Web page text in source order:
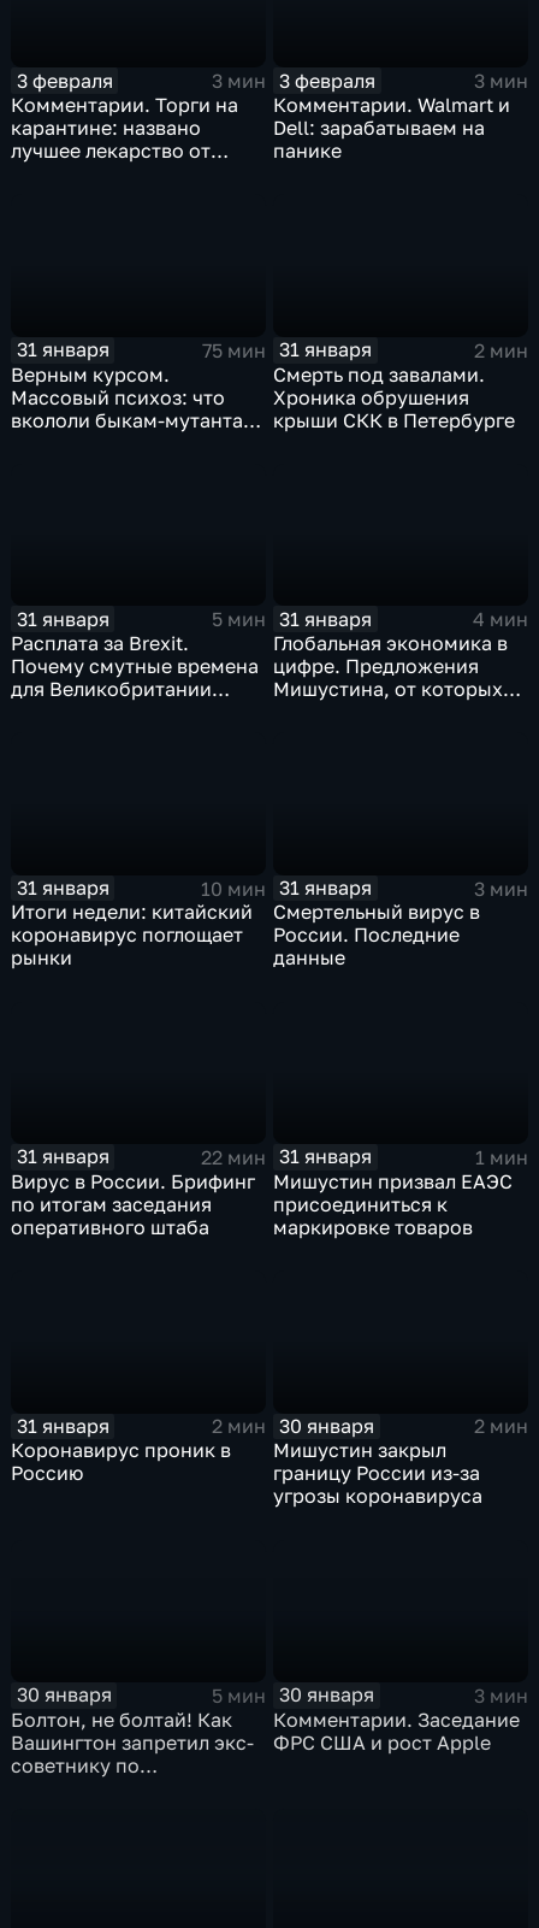
3 февраля
3 мин
Комментарии. Торги на
карантине: названо
лучшее лекарство от
3 февраля
3 мин
Комментарии. Walmart и
Dell: зарабатываем на
панике
31 января
75 мин
Верным курсом.
Массовый психоз: что
вкололи быкам-мутантам,
31 января
2 мин
Смерть под завалами.
Хроника обрушения
крыши СКК в Петербурге
31 января
5 мин
Расплата за Brexit.
Почему смутные времена
для Великобритании
31 января
4 мин
Глобальная экономика в
цифре. Предложения
Мишустина, от которых
31 января
10 мин
Итоги недели: китайский
коронавирус поглощает
рынки
31 января
3 мин
Смертельный вирус в
России. Последние
данные
31 января
22 мин
Вирус в России. Брифинг
по итогам заседания
оперативного штаба
31 января
1 мин
Мишустин призвал ЕАЭС
присоединиться к
маркировке товаров
31 января
2 мин
Коронавирус проник в
Россию
30 января
2 мин
Мишустин закрыл
границу России из-за
угрозы коронавируса
30 января
5 мин
Болтон, не болтай! Как
Вашингтон запретил экс-
советнику по
30 января
3 мин
Комментарии. Заседание
ФРС США и рост Apple